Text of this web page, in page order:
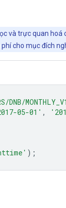
và trực quan
cho mục đích
DNB/
05-01' ,
);